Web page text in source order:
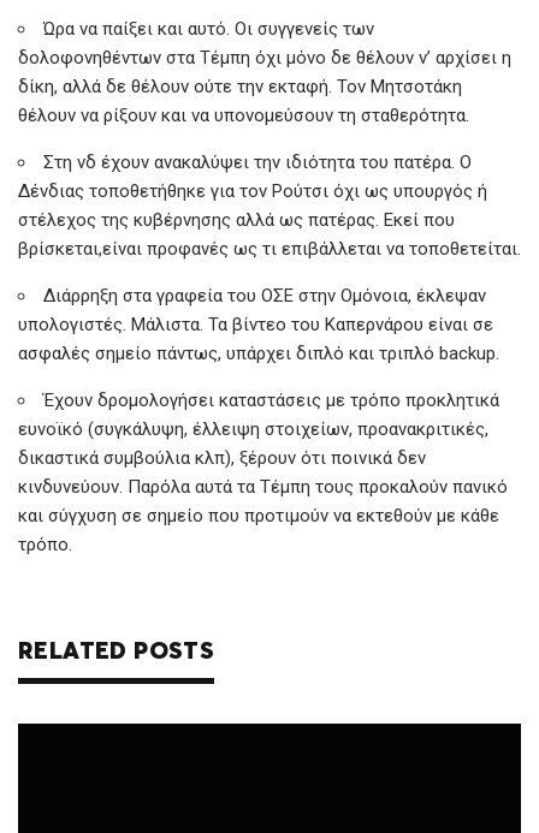
Ώρα να παίξει και αυτό. Οι συγγενείς των
δολοφονηθέντων στα Τέμπη όχι μόνο δε θέλουν ν’ αρχίσει η
δίκη, αλλά δε θέλουν ούτε την εκταφή. Τον Μητσοτάκη
θέλουν να ρίξουν και να υπονομεύσουν τη σταθερότητα.
Στη νδ έχουν ανακαλύψει την ιδιότητα του πατέρα. Ο
Δένδιας τοποθετήθηκε για τον Ρούτσι όχι ως υπουργός ή
στέλεχος της κυβέρνησης αλλά ως πατέρας. Εκεί που
βρίσκεται,είναι προφανές ως τι επιβάλλεται να τοποθετείται.
Διάρρηξη στα γραφεία του ΟΣΕ στην Ομόνοια, έκλεψαν
υπολογιστές. Μάλιστα. Τα βίντεο του Καπερνάρου είναι σε
ασφαλές σημείο πάντως, υπάρχει διπλό και τριπλό backup.
Έχουν δρομολογήσει καταστάσεις με τρόπο προκλητικά
ευνοϊκό (συγκάλυψη, έλλειψη στοιχείων, προανακριτικές,
δικαστικά συμβούλια κλπ), ξέρουν ότι ποινικά δεν
κινδυνεύουν. Παρόλα αυτά τα Τέμπη τους προκαλούν πανικό
και σύγχυση σε σημείο που προτιμούν να εκτεθούν με κάθε
τρόπο.
RELATED POSTS